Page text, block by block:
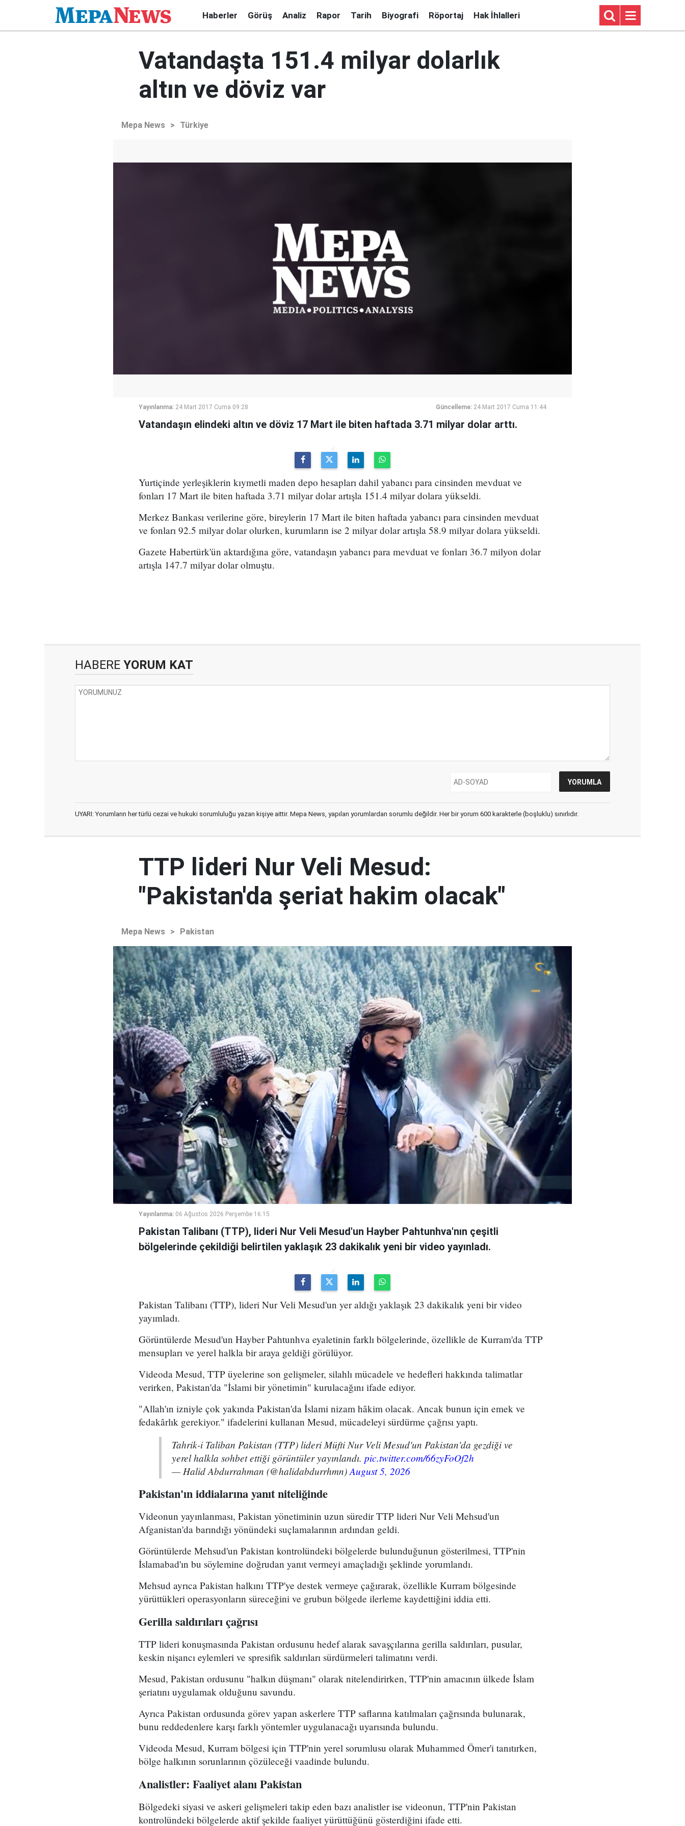
Haberler Görüş Analiz Rapor Tarih Biyografi Röportaj Hak İhlalleri
Vatandaşta 151.4 milyar dolarlık
altın ve döviz var
Mepa News > Türkiye
Yayınlanma: 24 Mart 2017 Cuma 09:28 Güncelleme: 24 Mart 2017 Cuma 11:44
Vatandaşın elindeki altın ve döviz 17 Mart ile biten haftada 3.71 milyar dolar arttı.
Yurtiçinde yerleşiklerin kıymetli maden depo hesapları dahil yabancı para cinsinden mevduat ve
fonları 17 Mart ile biten haftada 3.71 milyar dolar artışla 151.4 milyar dolara yükseldi.
Merkez Bankası verilerine göre, bireylerin 17 Mart ile biten haftada yabancı para cinsinden mevduat
ve fonları 92.5 milyar dolar olurken, kurumların ise 2 milyar dolar artışla 58.9 milyar dolara yükseldi.
Gazete Habertürk'ün aktardığına göre, vatandaşın yabancı para mevduat ve fonları 36.7 milyon dolar
artışla 147.7 milyar dolar olmuştu.
HABERE YORUM KAT
UYARI: Yorumların her türlü cezai ve hukuki sorumluluğu yazan kişiye aittir. Mepa News, yapılan yorumlardan sorumlu değildir. Her bir yorum 600 karakterle (boşluklu) sınırlıdır.
TTP lideri Nur Veli Mesud:
"Pakistan'da şeriat hakim olacak"
Mepa News > Pakistan
Yayınlanma: 06 Ağustos 2026 Perşembe 16:15
Pakistan Talibanı (TTP), lideri Nur Veli Mesud'un Hayber Pahtunhva'nın çeşitli
bölgelerinde çekildiği belirtilen yaklaşık 23 dakikalık yeni bir video yayınladı.
Pakistan Talibanı (TTP), lideri Nur Veli Mesud'un yer aldığı yaklaşık 23 dakikalık yeni bir video
yayımladı.
Görüntülerde Mesud'un Hayber Pahtunhva eyaletinin farklı bölgelerinde, özellikle de Kurram'da TTP
mensupları ve yerel halkla bir araya geldiği görülüyor.
Videoda Mesud, TTP üyelerine son gelişmeler, silahlı mücadele ve hedefleri hakkında talimatlar
verirken, Pakistan'da "İslami bir yönetimin" kurulacağını ifade ediyor.
"Allah'ın izniyle çok yakında Pakistan'da İslami nizam hâkim olacak. Ancak bunun için emek ve
fedakârlık gerekiyor." ifadelerini kullanan Mesud, mücadeleyi sürdürme çağrısı yaptı.
Tahrik-i Taliban Pakistan (TTP) lideri Müfti Nur Veli Mesud'un Pakistan'da gezdiği ve
yerel halkla sohbet ettiği görüntüler yayınlandı. pic.twitter.com/66zyFoOf2h
— Halid Abdurrahman (@halidabdurrhmn)August 5, 2026
Pakistan'ın iddialarına yanıt niteliğinde
Videonun yayınlanması, Pakistan yönetiminin uzun süredir TTP lideri Nur Veli Mehsud'un
Afganistan'da barındığı yönündeki suçlamalarının ardından geldi.
Görüntülerde Mehsud'un Pakistan kontrolündeki bölgelerde bulunduğunun gösterilmesi, TTP'nin
İslamabad'ın bu söylemine doğrudan yanıt vermeyi amaçladığı şeklinde yorumlandı.
Mehsud ayrıca Pakistan halkını TTP'ye destek vermeye çağırarak, özellikle Kurram bölgesinde
yürüttükleri operasyonların süreceğini ve grubun bölgede ilerleme kaydettiğini iddia etti.
Gerilla saldırıları çağrısı
TTP lideri konuşmasında Pakistan ordusunu hedef alarak savaşçılarına gerilla saldırıları, pusular,
keskin nişancı eylemleri ve spresifik saldırıları sürdürmeleri talimatını verdi.
Mesud, Pakistan ordusunu "halkın düşmanı" olarak nitelendirirken, TTP'nin amacının ülkede İslam
şeriatını uygulamak olduğunu savundu.
Ayrıca Pakistan ordusunda görev yapan askerlere TTP saflarına katılmaları çağrısında bulunarak,
bunu reddedenlere karşı farklı yöntemler uygulanacağı uyarısında bulundu.
Videoda Mesud, Kurram bölgesi için TTP'nin yerel sorumlusu olarak Muhammed Ömer'i tanıtırken,
bölge halkının sorunlarının çözüleceği vaadinde bulundu.
Analistler: Faaliyet alanı Pakistan
Bölgedeki siyasi ve askeri gelişmeleri takip eden bazı analistler ise videonun, TTP'nin Pakistan
kontrolündeki bölgelerde aktif şekilde faaliyet yürüttüğünü gösterdiğini ifade etti.